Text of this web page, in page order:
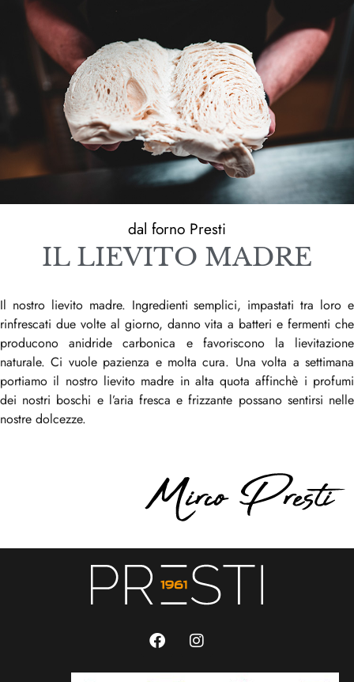
dal forno Presti
IL LIEVITO MADRE
Il nostro lievito madre. Ingredienti semplici, impastati tra loro e
rinfrescati due volte al giorno, danno vita a batteri e fermenti che
producono anidride carbonica e favoriscono la lievitazione
naturale. Ci vuole pazienza e molta cura. Una volta a settimana
portiamo il nostro lievito madre in alta quota affinchè i profumi
dei nostri boschi e l’aria fresca e frizzante possano sentirsi nelle
nostre dolcezze.